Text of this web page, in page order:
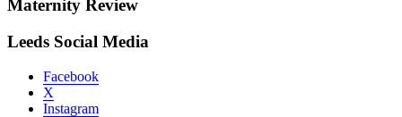
Maternity Review
Leeds Social Media
Facebook
X
Instagram